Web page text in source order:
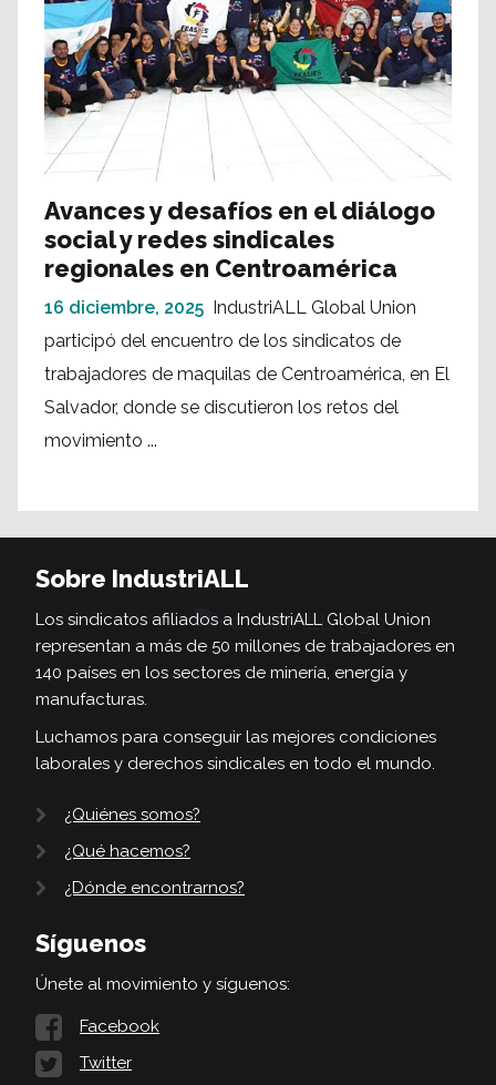
Avances y desafíos en el diálogo
social y redes sindicales
regionales en Centroamérica
16 diciembre, 2025 IndustriALL Global Union
participó del encuentro de los sindicatos de
trabajadores de maquilas de Centroamérica, en El
Salvador, donde se discutieron los retos del
movimiento ...
Sobre IndustriALL
Los sindicatos afiliados a IndustriALL Global Union
representan a más de 50 millones de trabajadores en
140 países en los sectores de minería, energía y
manufacturas.
Luchamos para conseguir las mejores condiciones
laborales y derechos sindicales en todo el mundo.
¿Quiénes somos?
¿Qué hacemos?
¿Dónde encontrarnos?
Síguenos
Únete al movimiento y síguenos:
Facebook
Twitter